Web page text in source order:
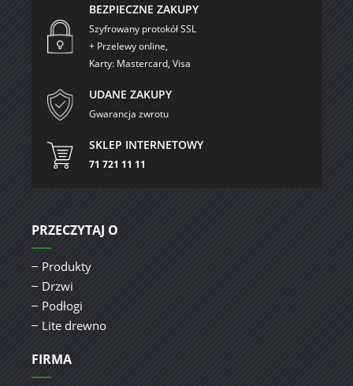
BEZPIECZNE ZAKUPY
Szyfrowany protokół SSL
+ Przelewy online,
Karty: Mastercard, Visa
UDANE ZAKUPY
Gwarancja zwrotu
SKLEP INTERNETOWY
71 721 11 11
PRZECZYTAJ O
Produkty
Drzwi
Podłogi
Lite drewno
FIRMA